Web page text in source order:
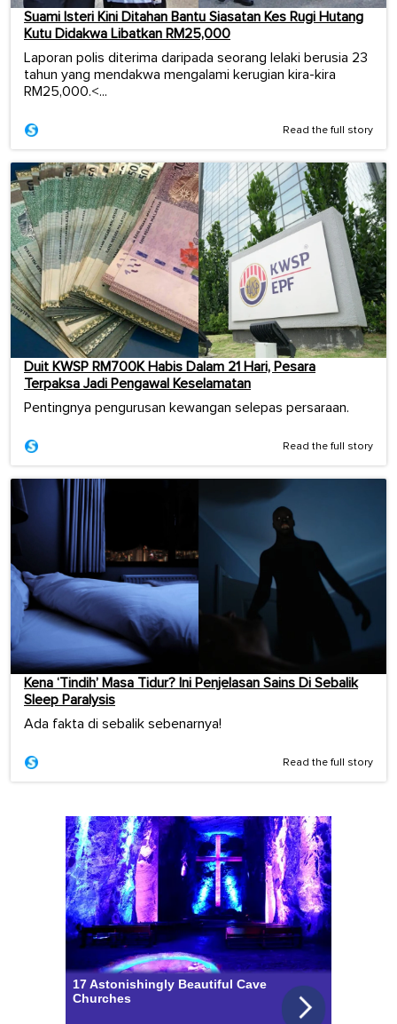
Suami Isteri Kini Ditahan Bantu Siasatan Kes Rugi Hutang
Kutu Didakwa Libatkan RM25,000
Laporan polis diterima daripada seorang lelaki berusia 23
tahun yang mendakwa mengalami kerugian kira-kira
RM25,000.<...
Read the full story
Duit KWSP RM700K Habis Dalam 21 Hari, Pesara
Terpaksa Jadi Pengawal Keselamatan
Pentingnya pengurusan kewangan selepas persaraan.
Read the full story
Kena ‘Tindih’ Masa Tidur? Ini Penjelasan Sains Di Sebalik
Sleep Paralysis
Ada fakta di sebalik sebenarnya!
Read the full story